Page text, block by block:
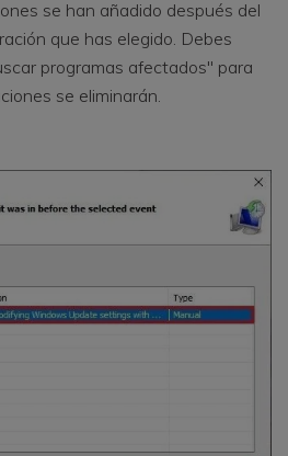
se han añadido después del
que has elegido. Debes
programas afectados" para
se eliminarán.